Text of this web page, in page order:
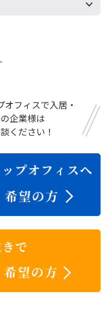
フィスで入居・
企業様は
ください！